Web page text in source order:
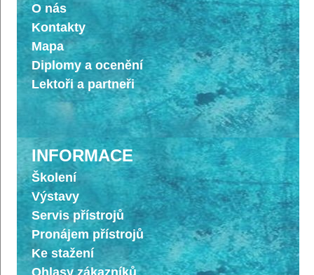
O nás
Kontakty
Mapa
Diplomy a ocenění
Lektoři a partneři
INFORMACE
Školení
Výstavy
Servis přístrojů
Pronájem přístrojů
Ke stažení
Ohlasy zákazníků